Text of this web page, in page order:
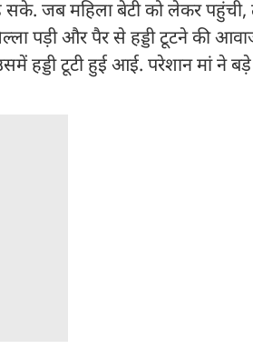
सके. जब महिला बेटी को लेकर
पड़ी और पैर से हड्डी टूटने की
हड्डी टूटी हुई आई. परेशान मां ने बड़े